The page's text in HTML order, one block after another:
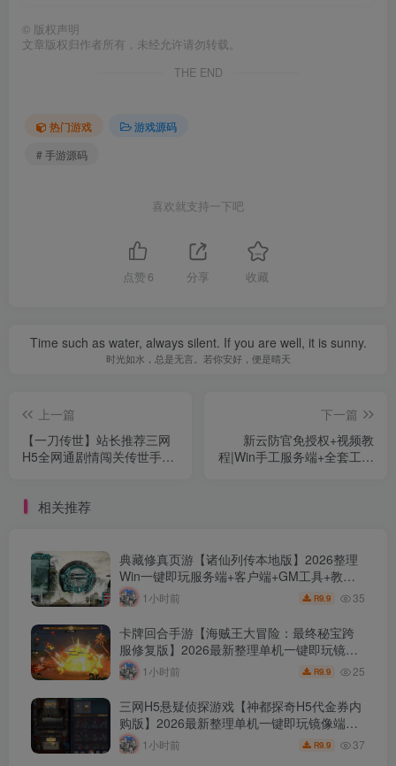
© 版权声明
文章版权归作者所有，未经允许请勿转载。
THE END
热门游戏
游戏源码
# 手游源码
喜欢就支持一下吧
点赞 6 分享 收藏
Time such as water, always silent. If you are well, it is sunny.
时光如水，总是无言。若你安好，便是晴天
上一篇
【一刀传世】站长推荐三网
H5全网通剧情闯关传世手
Linux服务端源码视频架设教
下一篇
新云防官免授权+视频教
程|Win手工服务端+全套工具
相关推荐
典藏修真页游【诸仙列传本地版】2026整理
Win一键即玩服务端+客户端+GM工具+教程
【站长亲测】
1小时前 R9.9 35
卡牌回合手游【海贼王大冒险：最终秘宝跨
服修复版】2026最新整理单机一键即玩镜像
端+Linux手工服务端+管理后台+CDK授权后
台+教程【站长亲测】
1小时前 R9.9 25
三网H5悬疑侦探游戏【神都探奇H5代金券内
购版】2026最新整理单机一键即玩镜像端
+Linux手工服务端+管理后台+CDK授权后台
+教程【站长亲测】
1小时前 R9.9 37